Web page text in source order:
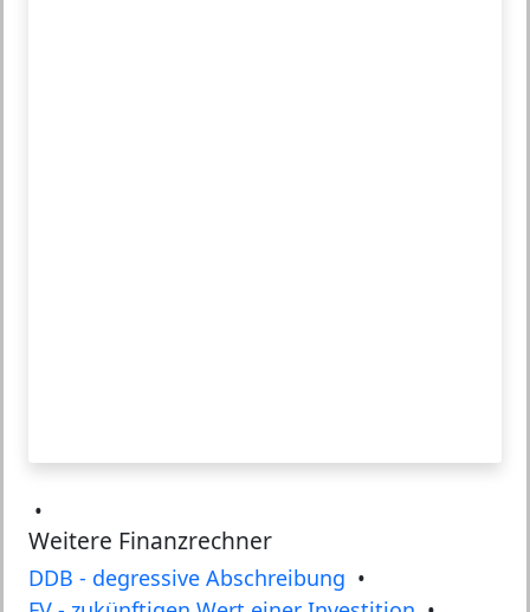
•
Weitere Finanzrechner
DDB - degressive Abschreibung •